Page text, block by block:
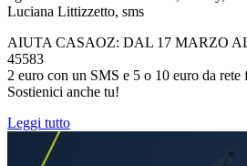
Luciana Littizzetto, sms
AIUTA CASAOZ: DAL 17 MARZO
45583
2 euro con un SMS e 5 o 10 euro da rete
Sostienici anche tu!
Leggi tutto